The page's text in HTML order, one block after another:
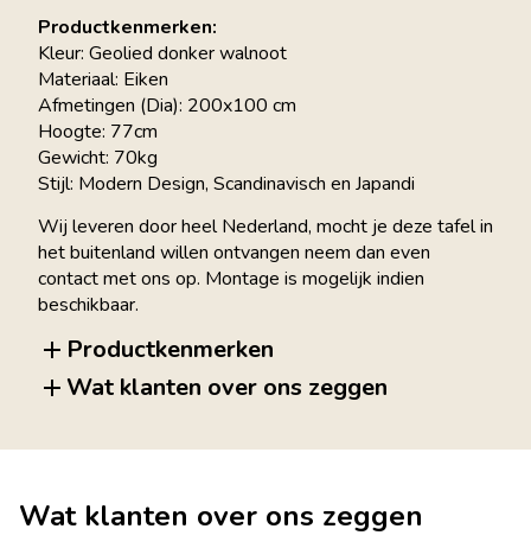
Productkenmerken:
Kleur: Geolied donker walnoot
Materiaal: Eiken
Afmetingen (Dia): 200x100 cm
Hoogte: 77cm
Gewicht: 70kg
Stijl: Modern Design, Scandinavisch en Japandi
Wij leveren door heel Nederland, mocht je deze tafel in
het buitenland willen ontvangen neem dan even
contact met ons op. Montage is mogelijk indien
beschikbaar.
Productkenmerken
Wat klanten over ons zeggen
Wat klanten over ons zeggen